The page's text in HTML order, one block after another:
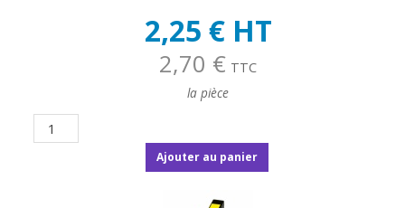
2,25 € HT
2,70 € TTC
la pièce
Ajouter au panier